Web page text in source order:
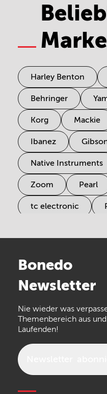
Harley Benton
Behringer
Korg Mackie
Ibanez
Native Instruments
Zoom Pearl
tc electronic
Arturia
the t.bone
Walrus Audio
Bonedo
Newsletter
Nie wieder was
Themenbereich aus
Laufenden!